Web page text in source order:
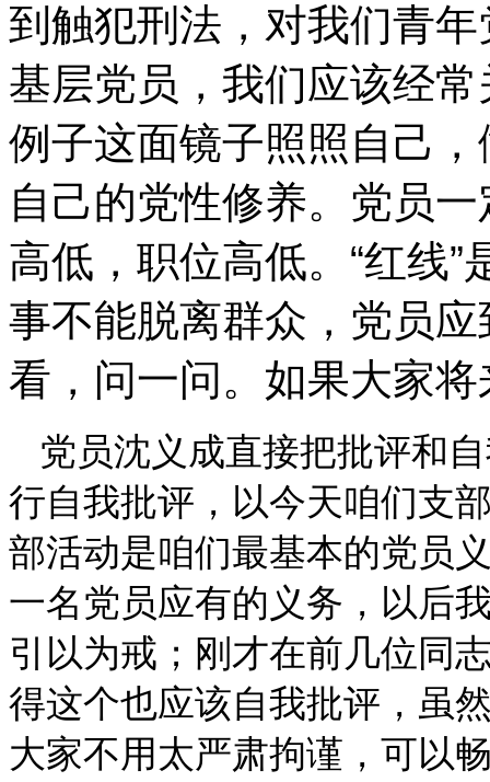
到触犯刑法，对我们青
基层党员，我们应该经
例子这面镜子照照自己，
自己的党性修养。党员
高低，职位高低。“红线
事不能脱离群众，党员
看，问一问。如果大家
党员沈义成直接把批评和
行自我批评，以今天咱们支
部活动是咱们最基本的党员
一名党员应有的义务，以后
引以为戒；刚才在前几位同
得这个也应该自我批评，虽
大家不用太严肃拘谨，可以